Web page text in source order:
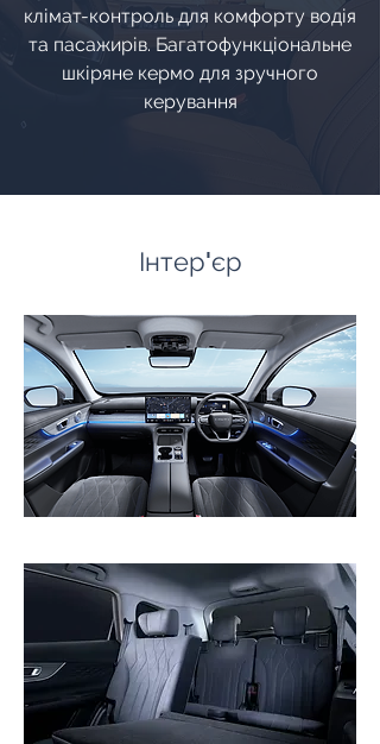
клімат-контроль для комфорту водія
та пасажирів. Багатофункціональне
шкіряне кермо для зручного
керування
Інтер'єр